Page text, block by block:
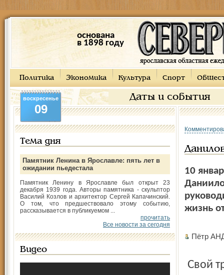
основана
в 1898 году
Политика Экономика Культура Спорт
Даты и события
воскресенье
09
Тема дня
Памятник Ленина в Ярославле: пять лет в
ожидании пьедестала
Памятник Ленину в Ярославле был открыт 23
декабря 1939 года. Авторы памятника - скульптор
Василий Козлов и архитектор Сергей Капачинский.
О том, что предшествовало этому событию,
рассказывается в публикуемом ...
прочитать
Все новости за сегодня
Видео
10
жизнь
Пётр
Свой трудовой путь Юрий Даниилович начал 15 августа